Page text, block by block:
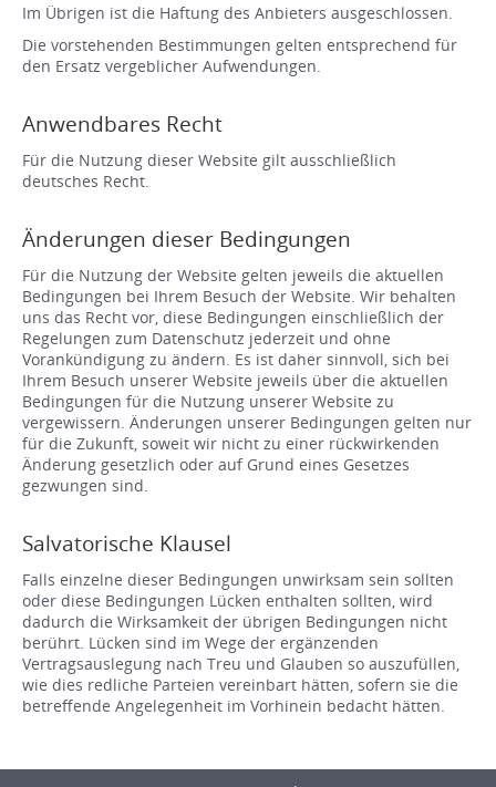
Im Übrigen ist die Haftung des Anbieters ausgeschlossen.
Die vorstehenden Bestimmungen gelten entsprechend für
den Ersatz vergeblicher Aufwendungen.
Anwendbares Recht
Für die Nutzung dieser Website gilt ausschließlich
deutsches Recht.
Änderungen dieser Bedingungen
Für die Nutzung der Website gelten jeweils die aktuellen
Bedingungen bei Ihrem Besuch der Website. Wir behalten
uns das Recht vor, diese Bedingungen einschließlich der
Regelungen zum Datenschutz jederzeit und ohne
Vorankündigung zu ändern. Es ist daher sinnvoll, sich bei
Ihrem Besuch unserer Website jeweils über die aktuellen
Bedingungen für die Nutzung unserer Website zu
vergewissern. Änderungen unserer Bedingungen gelten nur
für die Zukunft, soweit wir nicht zu einer rückwirkenden
Änderung gesetzlich oder auf Grund eines Gesetzes
gezwungen sind.
Salvatorische Klausel
Falls einzelne dieser Bedingungen unwirksam sein sollten
oder diese Bedingungen Lücken enthalten sollten, wird
dadurch die Wirksamkeit der übrigen Bedingungen nicht
berührt. Lücken sind im Wege der ergänzenden
Vertragsauslegung nach Treu und Glauben so auszufüllen,
wie dies redliche Parteien vereinbart hätten, sofern sie die
betreffende Angelegenheit im Vorhinein bedacht hätten.